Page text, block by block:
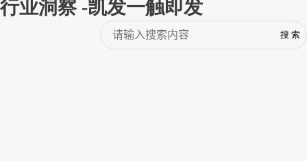
行业洞察 -凯发一触即发